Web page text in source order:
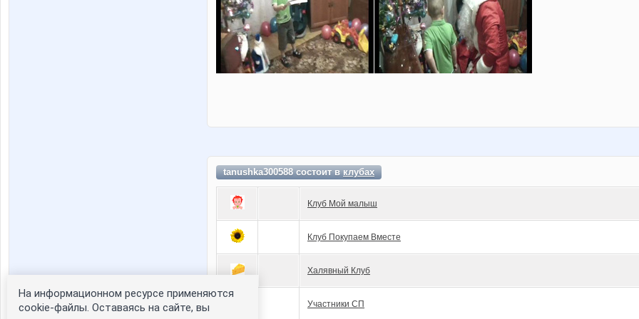
tanushka300588 состоит вклубах
Клуб Мой малыш
Клуб Покупаем Вместе
Халявный Клуб
Участники СП
На информационном ресурсе применяются
cookie-файлы. Оставаясь на сайте, вы